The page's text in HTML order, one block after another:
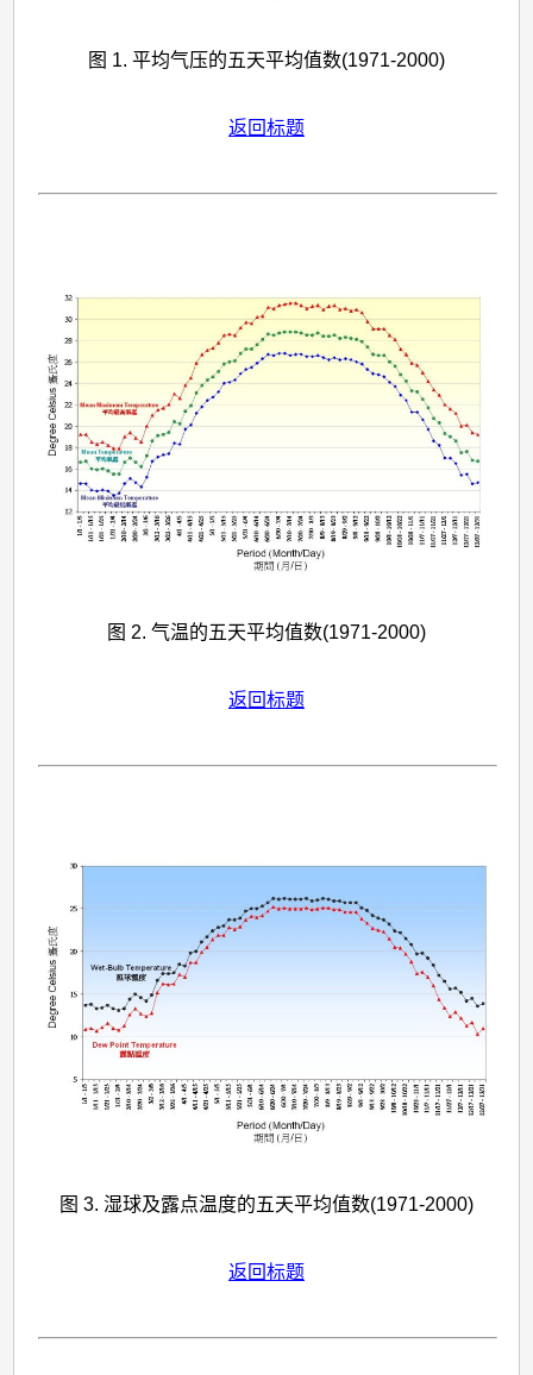
图 1. 平均气压的五天平均值数(1971-2000)
返回标题
图 2. 气温的五天平均值数(1971-2000)
返回标题
图 3. 湿球及露点温度的五天平均值数(1971-2000)
返回标题